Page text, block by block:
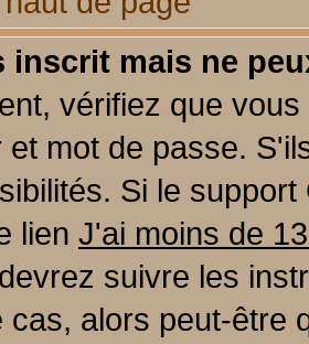
inscrit mais ne
vérifiez que
et mot de passe.
Si le
lien J'ai moins de
suivre les
cas, alors peut-être